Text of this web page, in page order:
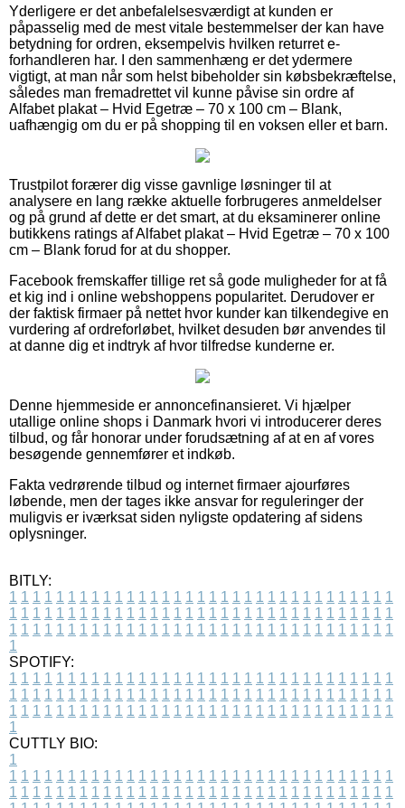
Yderligere er det anbefalelsesværdigt at kunden er
påpasselig med de mest vitale bestemmelser der kan have
betydning for ordren, eksempelvis hvilken returret e-
forhandleren har. I den sammenhæng er det ydermere
vigtigt, at man når som helst bibeholder sin købsbekræftelse,
således man fremadrettet vil kunne påvise sin ordre af
Alfabet plakat – Hvid Egetræ – 70 x 100 cm – Blank,
uafhængig om du er på shopping til en voksen eller et barn.
Trustpilot forærer dig visse gavnlige løsninger til at
analysere en lang række aktuelle forbrugeres anmeldelser
og på grund af dette er det smart, at du eksaminerer online
butikkens ratings af Alfabet plakat – Hvid Egetræ – 70 x 100
cm – Blank forud for at du shopper.
Facebook fremskaffer tillige ret så gode muligheder for at få
et kig ind i online webshoppens popularitet. Derudover er
der faktisk firmaer på nettet hvor kunder kan tilkendegive en
vurdering af ordreforløbet, hvilket desuden bør anvendes til
at danne dig et indtryk af hvor tilfredse kunderne er.
Denne hjemmeside er annoncefinansieret. Vi hjælper
utallige online shops i Danmark hvori vi introducerer deres
tilbud, og får honorar under forudsætning af at en af vores
besøgende gennemfører et indkøb.
Fakta vedrørende tilbud og internet firmaer ajourføres
løbende, men der tages ikke ansvar for reguleringer der
muligvis er iværksat siden nyligste opdatering af sidens
oplysninger.
BITLY:
1 1 1 1 1 1 1 1 1 1 1 1 1 1 1 1 1 1 1 1 1 1 1 1 1 1 1 1 1 1 1 1 1
1 1 1 1 1 1 1 1 1 1 1 1 1 1 1 1 1 1 1 1 1 1 1 1 1 1 1 1 1 1 1 1 1
1 1 1 1 1 1 1 1 1 1 1 1 1 1 1 1 1 1 1 1 1 1 1 1 1 1 1 1 1 1 1 1 1
1
SPOTIFY:
1 1 1 1 1 1 1 1 1 1 1 1 1 1 1 1 1 1 1 1 1 1 1 1 1 1 1 1 1 1 1 1 1
1 1 1 1 1 1 1 1 1 1 1 1 1 1 1 1 1 1 1 1 1 1 1 1 1 1 1 1 1 1 1 1 1
1 1 1 1 1 1 1 1 1 1 1 1 1 1 1 1 1 1 1 1 1 1 1 1 1 1 1 1 1 1 1 1 1
1
CUTTLY BIO:
1
1 1 1 1 1 1 1 1 1 1 1 1 1 1 1 1 1 1 1 1 1 1 1 1 1 1 1 1 1 1 1 1 1
1 1 1 1 1 1 1 1 1 1 1 1 1 1 1 1 1 1 1 1 1 1 1 1 1 1 1 1 1 1 1 1 1